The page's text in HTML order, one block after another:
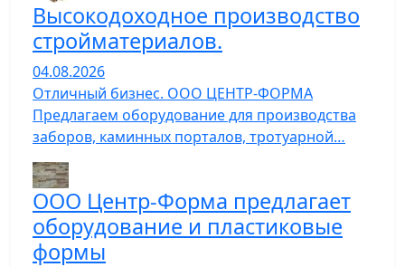
Высокодоходное производство
стройматериалов.
04.08.2026
Отличный бизнес. ООО ЦЕНТР-ФОРМА
Предлагаем оборудование для производства
заборов, каминных порталов, тротуарной…
ООО Центр-Форма предлагает
оборудование и пластиковые
формы